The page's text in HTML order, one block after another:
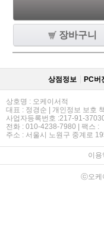
장바구니
상점정보 PC버
상호명 : 오케이서적
대표 : 정경순 | 개인정보 보호
사업자등록번호 :217-91-
전화 : 010-4238-7980 | 팩스 :
주소 : 서울시 노원구 중계로
이용
ⓒ오케